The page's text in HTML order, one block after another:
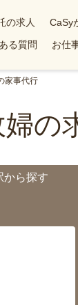
の求人 CaSy
る質問
お仕
家事代行
の
から探す